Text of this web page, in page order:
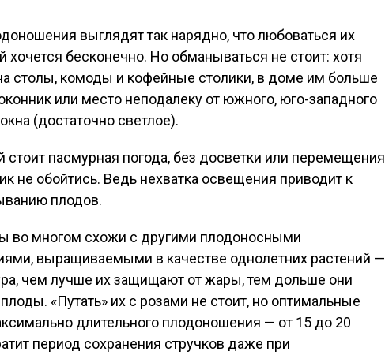
выглядят так нарядно, что любоваться их
хочется бесконечно. Но обманываться не стоит: хотя
столы, комоды и кофейные столики, в доме им больше
или место неподалеку от южного, юго-западного
(достаточно светлое).
стоит пасмурная погода, без досветки или перемещения
не обойтись. Ведь нехватка освещения приводит к
плодов.
во многом схожи с другими плодоносными
выращиваемыми в качестве однолетних растений —
чем лучше их защищают от жары, тем дольше они
«Путать» их с розами не стоит, но оптимальные
длительного плодоношения — от 15 до 20
период сохранения стручков даже при